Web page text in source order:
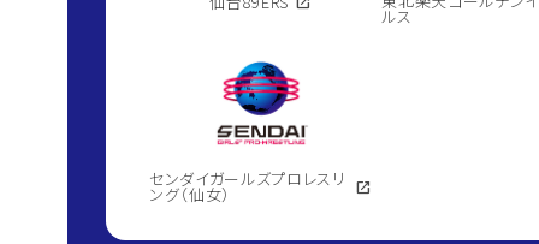
ルス
センダイガールズプロレスリ
ング（仙女） open_in_new